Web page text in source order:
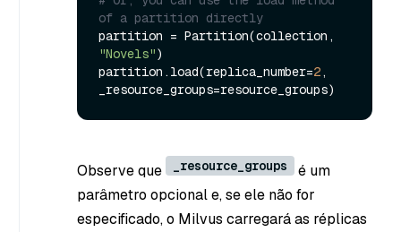
of a partition directly
"Novels")
partition.load(replica_number=2,
Observe que _resource_groups
é um
parâmetro opcional e, se ele não for
especificado, o Milvus carregará as réplicas